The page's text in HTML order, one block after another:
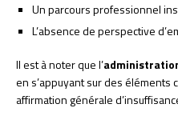
Un parcours professionnel
L’absence de perspective
Il est à noter que l’
en s’appuyant sur des éléments
affirmation générale